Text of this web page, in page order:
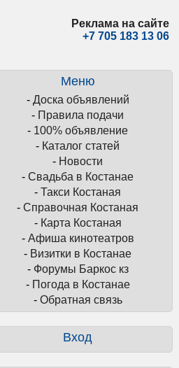
Реклама на сайте
+7 705 183 13 06
Меню
- Доска объявлений
- Правила подачи
- 100% объявление
- Каталог статей
- Новости
- Свадьба в Костанае
- Такси Костаная
- Справочная Костаная
- Карта Костаная
- Афиша кинотеатров
- Визитки в Костанае
- Форумы Баркос кз
- Погода в Костанае
- Обратная связь
Вход